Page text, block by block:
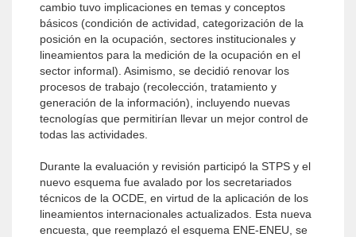
cambio tuvo implicaciones en temas y conceptos
básicos (condición de actividad, categorización de la
posición en la ocupación, sectores institucionales y
lineamientos para la medición de la ocupación en el
sector informal). Asimismo, se decidió renovar los
procesos de trabajo (recolección, tratamiento y
generación de la información), incluyendo nuevas
tecnologías que permitirían llevar un mejor control de
todas las actividades.
Durante la evaluación y revisión participó la STPS y el
nuevo esquema fue avalado por los secretariados
técnicos de la OCDE, en virtud de la aplicación de los
lineamientos internacionales actualizados. Esta nueva
encuesta, que reemplazó el esquema ENE-ENEU, se